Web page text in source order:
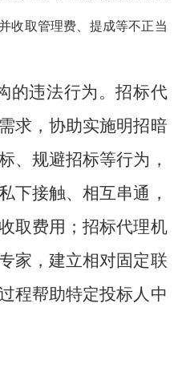
收取管理费、提成等不正当
的违法行为。招标代
求，协助实施明招暗
、规避招标等行为，
下接触、相互串通，
取费用；招标代理机
家，建立相对固定联
程帮助特定投标人中